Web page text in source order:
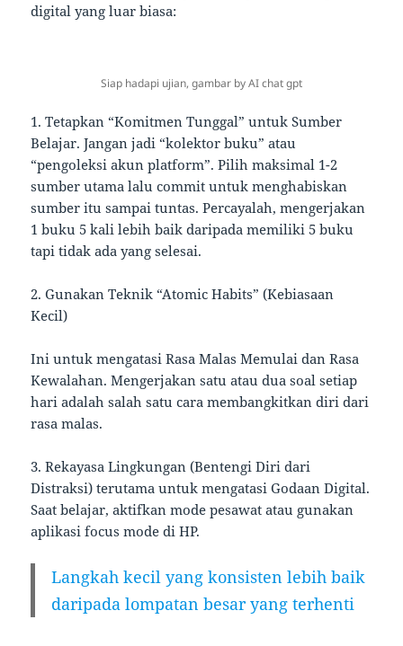
digital yang luar biasa:
Siap hadapi ujian, gambar by AI chat gpt
1. Tetapkan “Komitmen Tunggal” untuk Sumber
Belajar. Jangan jadi “kolektor buku” atau
“pengoleksi akun platform”. Pilih maksimal 1-2
sumber utama lalu commit untuk menghabiskan
sumber itu sampai tuntas. Percayalah, mengerjakan
1 buku 5 kali lebih baik daripada memiliki 5 buku
tapi tidak ada yang selesai.
2. Gunakan Teknik “Atomic Habits” (Kebiasaan
Kecil)
Ini untuk mengatasi Rasa Malas Memulai dan Rasa
Kewalahan. Mengerjakan satu atau dua soal setiap
hari adalah salah satu cara membangkitkan diri dari
rasa malas.
3. Rekayasa Lingkungan (Bentengi Diri dari
Distraksi) terutama untuk mengatasi Godaan Digital.
Saat belajar, aktifkan mode pesawat atau gunakan
aplikasi focus mode di HP.
Langkah kecil yang konsisten lebih baik
daripada lompatan besar yang terhenti